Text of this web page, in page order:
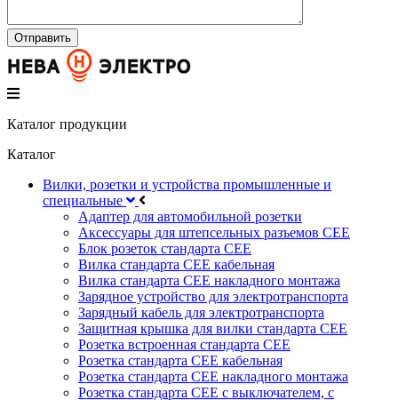
Каталог продукции
Каталог
Вилки, розетки и устройства промышленные и
специальные
Адаптер для автомобильной розетки
Аксессуары для штепсельных разъемов CEE
Блок розеток стандарта CEE
Вилка стандарта CEE кабельная
Вилка стандарта CEE накладного монтажа
Зарядное устройство для электротранспорта
Зарядный кабель для электротранспорта
Защитная крышка для вилки стандарта CEE
Розетка встроенная стандарта CEE
Розетка стандарта СЕЕ кабельная
Розетка стандарта СЕЕ накладного монтажа
Розетка стандарта СЕЕ с выключателем, с